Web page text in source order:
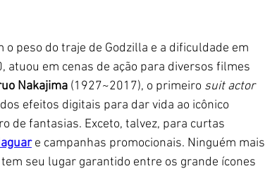
peso do traje de Godzilla e a dificuldade em
em cenas de ação para diversos filmes
Nakajima (1927~2017), o primeiro suit actor
efeitos digitais para dar vida ao icônico
de fantasias. Exceto, talvez, para curtas
e campanhas promocionais. Ninguém mais
seu lugar garantido entre os grande ícones